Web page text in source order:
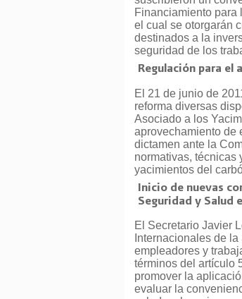
Financiamiento para
el cual se otorgarán
destinados a la
seguridad de los
Regulación para el
El 21 de junio de
reforma diversas
Asociado a los
aprovechamiento de
dictamen ante la
normativas, técnicas
yacimientos del
Inicio de nuevas
Seguridad y Salud
El Secretario Javier
Internacionales de
empleadores y
términos del artículo
promover la
evaluar la